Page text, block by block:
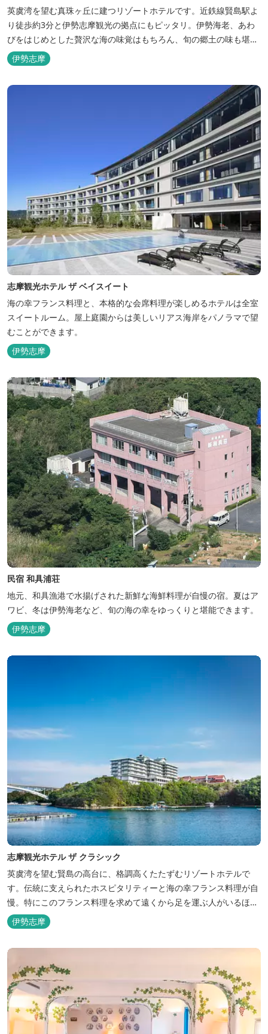
英虞湾を望む真珠ヶ丘に建つリゾートホテルです。近鉄線賢島駅よ
り徒歩約3分と伊勢志摩観光の拠点にもピッタリ。伊勢海老、あわ
びをはじめとした贅沢な海の味覚はもちろん、旬の郷土の味も堪能
できます。
伊勢志摩
志摩観光ホテル ザ ベイスイート
海の幸フランス料理と、本格的な会席料理が楽しめるホテルは全室
スイートルーム。屋上庭園からは美しいリアス海岸をパノラマで望
むことができます。
伊勢志摩
民宿 和具浦荘
地元、和具漁港で水揚げされた新鮮な海鮮料理が自慢の宿。夏はア
ワビ、冬は伊勢海老など、旬の海の幸をゆっくりと堪能できます。
伊勢志摩
志摩観光ホテル ザ クラシック
英虞湾を望む賢島の高台に、格調高くたたずむリゾートホテルで
す。伝統に支えられたホスピタリティーと海の幸フランス料理が自
慢。特にこのフランス料理を求めて遠くから足を運ぶ人がいるほ
ど。洗練されたサービスに、寛ぎと至福のひとときを満喫してくだ
さい。 ※2016年6月7日リニューアルオープン
伊勢志摩